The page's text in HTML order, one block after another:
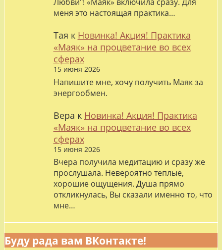
меня это настоящая практика…
Тая к Новинка! Акция! Практика
«Маяк» на процветание во всех
сферах
15 июня 2026
Напишите мне, хочу получить Маяк за
энергообмен.
Вера к Новинка! Акция! Практика
«Маяк» на процветание во всех
сферах
15 июня 2026
Вчера получила медитацию и сразу же
прослушала. Невероятно теплые,
хорошие ощущения. Душа прямо
откликнулась, Вы сказали именно то, что
мне…
Буду рада вам ВКонтакте!